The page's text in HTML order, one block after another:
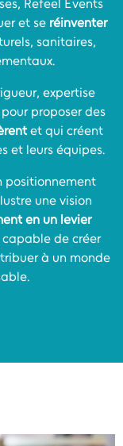
Refeel Events
et se réinventer
sanitaires,
expertise
proposer des
et qui créent
et leurs équipes.
positionnement
une vision
en un levier
capable de créer
à un monde